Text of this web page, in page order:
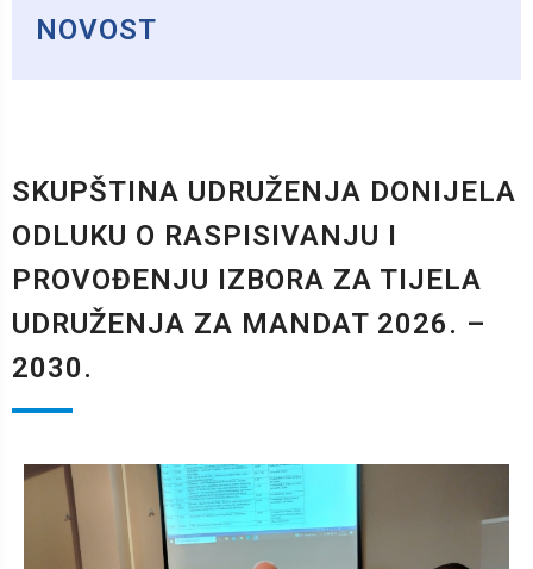
NOVOST
SKUPŠTINA UDRUŽENJA DONIJELA
ODLUKU O RASPISIVANJU I
PROVOĐENJU IZBORA ZA TIJELA
UDRUŽENJA ZA MANDAT 2026. –
2030.